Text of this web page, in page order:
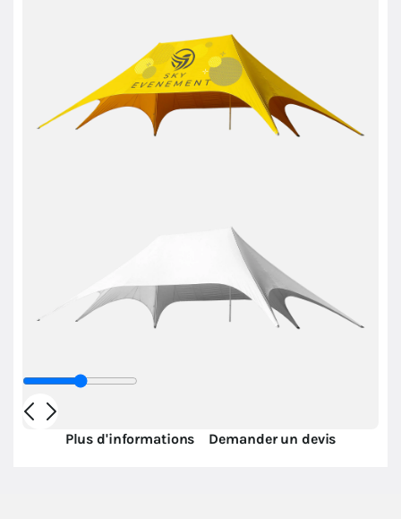
Plus d'informations Demander un devis